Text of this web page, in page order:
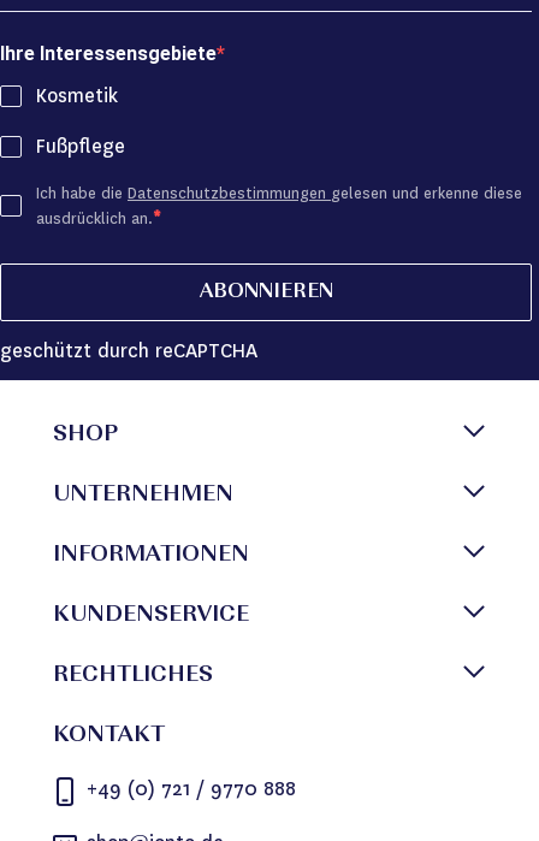
Ihre Interessensgebiete
Kosmetik
Fußpflege
Ich habe die Datenschutzbestimmungen gelesen und erkenne diese
ausdrücklich an.
ABONNIEREN
geschützt durch reCAPTCHA
SHOP
UNTERNEHMEN
INFORMATIONEN
KUNDENSERVICE
RECHTLICHES
KONTAKT
+49 (0) 721 / 9770 888